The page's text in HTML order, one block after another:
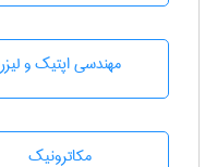
مهندسی اپتیک و لیزر
مکاترونیک